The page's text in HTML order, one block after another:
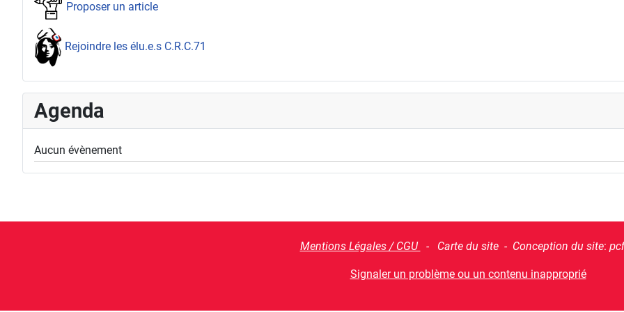
Proposer un article
Rejoindre les élu.e.s C.R.C.71
Agenda
Aucun évènement
Mentions Légales / CGU - Carte du site - Conception du site:
Signaler un problème ou un contenu inapproprié